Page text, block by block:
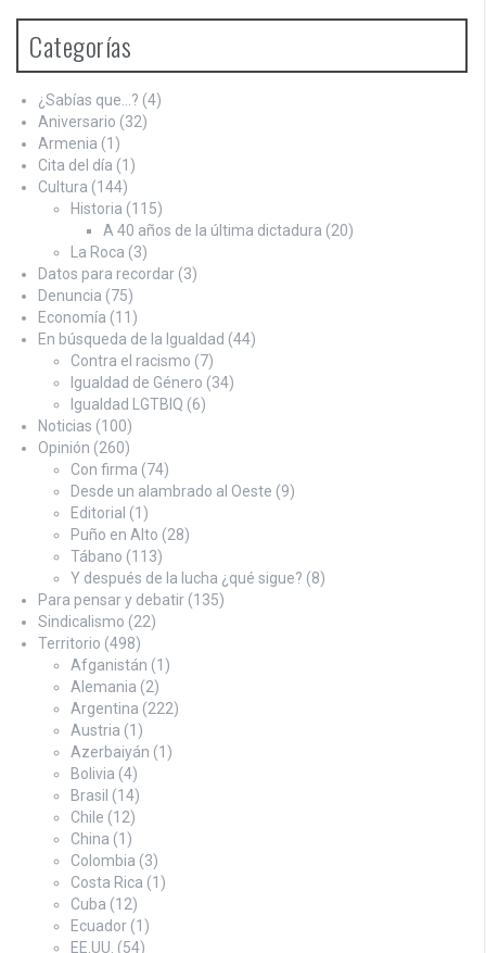
Categorías
¿Sabías que…? (4)
Aniversario (32)
Armenia (1)
Cita del día (1)
Cultura (144)
Historia (115)
A 40 años de la última dictadura (20)
La Roca (3)
Datos para recordar (3)
Denuncia (75)
Economía (11)
En búsqueda de la Igualdad (44)
Contra el racismo (7)
Igualdad de Género (34)
Igualdad LGTBIQ (6)
Noticias (100)
Opinión (260)
Con firma (74)
Desde un alambrado al Oeste (9)
Editorial (1)
Puño en Alto (28)
Tábano (113)
Y después de la lucha ¿qué sigue? (8)
Para pensar y debatir (135)
Sindicalismo (22)
Territorio (498)
Afganistán (1)
Alemania (2)
Argentina (222)
Austria (1)
Azerbaiyán (1)
Bolivia (4)
Brasil (14)
Chile (12)
China (1)
Colombia (3)
Costa Rica (1)
Cuba (12)
Ecuador (1)
EE.UU. (54)